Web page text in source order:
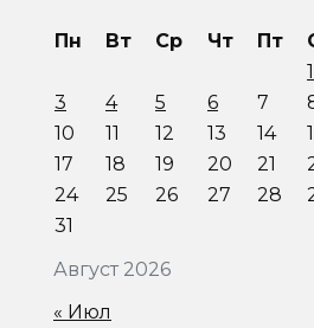
Август 2026
Пн Вт Ср Чт Пт
1
3
4 5 6 7
10
11 12 13 14
17
18 19 20 21
24
25 26 27 28
31
« Июл